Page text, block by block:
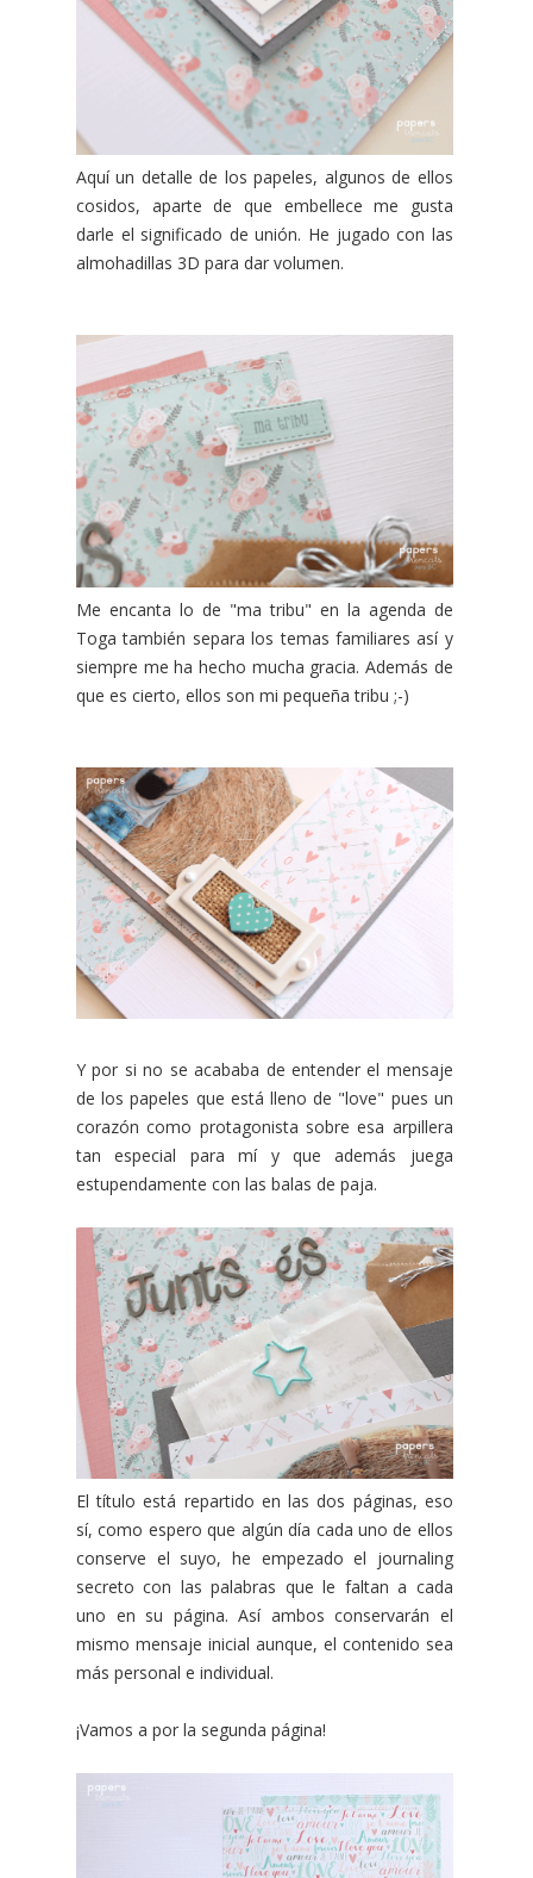
Aquí un detalle de los papeles, algunos de ellos
cosidos, aparte de que embellece me gusta
darle el significado de unión. He jugado con las
almohadillas 3D para dar volumen.
Me encanta lo de "ma tribu" en la agenda de
Toga también separa los temas familiares así y
siempre me ha hecho mucha gracia. Además de
que es cierto, ellos son mi pequeña tribu ;-)
Y por si no se acababa de entender el mensaje
de los papeles que está lleno de "love" pues un
corazón como protagonista sobre esa arpillera
tan especial para mí y que además juega
estupendamente con las balas de paja.
El título está repartido en las dos páginas, eso
sí, como espero que algún día cada uno de ellos
conserve el suyo, he empezado el journaling
secreto con las palabras que le faltan a cada
uno en su página. Así ambos conservarán el
mismo mensaje inicial aunque, el contenido sea
más personal e individual.
¡Vamos a por la segunda página!